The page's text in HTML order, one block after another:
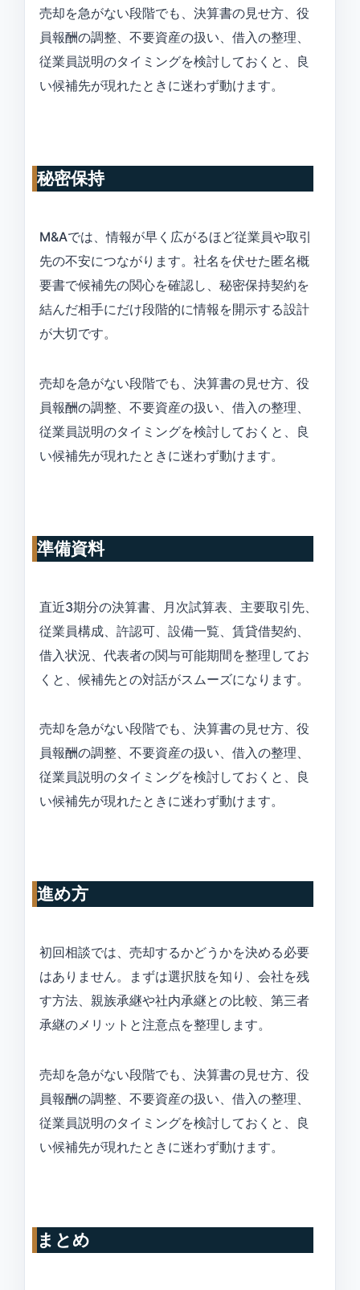
売却を急がない段階でも、決算書の見せ方、役
員報酬の調整、不要資産の扱い、借入の整理、
従業員説明のタイミングを検討しておくと、良
い候補先が現れたときに迷わず動けます。
秘密保持
M&Aでは、情報が早く広がるほど従業員や取引
先の不安につながります。社名を伏せた匿名概
要書で候補先の関心を確認し、秘密保持契約を
結んだ相手にだけ段階的に情報を開示する設計
が大切です。
売却を急がない段階でも、決算書の見せ方、役
員報酬の調整、不要資産の扱い、借入の整理、
従業員説明のタイミングを検討しておくと、良
い候補先が現れたときに迷わず動けます。
準備資料
直近3期分の決算書、月次試算表、主要取引先、
従業員構成、許認可、設備一覧、賃貸借契約、
借入状況、代表者の関与可能期間を整理してお
くと、候補先との対話がスムーズになります。
売却を急がない段階でも、決算書の見せ方、役
員報酬の調整、不要資産の扱い、借入の整理、
従業員説明のタイミングを検討しておくと、良
い候補先が現れたときに迷わず動けます。
進め方
初回相談では、売却するかどうかを決める必要
はありません。まずは選択肢を知り、会社を残
す方法、親族承継や社内承継との比較、第三者
承継のメリットと注意点を整理します。
売却を急がない段階でも、決算書の見せ方、役
員報酬の調整、不要資産の扱い、借入の整理、
従業員説明のタイミングを検討しておくと、良
い候補先が現れたときに迷わず動けます。
まとめ